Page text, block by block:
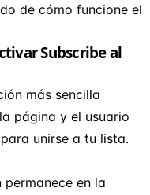
de cómo funcione el
Subscribe al
más sencilla
página y el usuario
para unirse a tu lista.
en la